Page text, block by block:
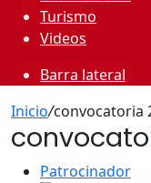
Turismo
Videos
Barra lateral
Inicio/convocatoria
Patrocinador